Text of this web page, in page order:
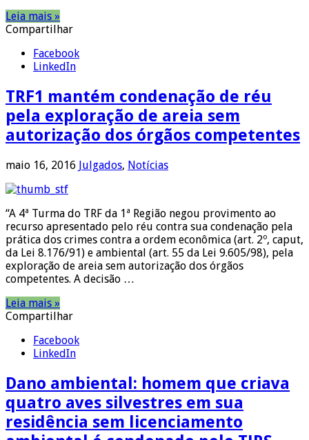
Leia mais »
Compartilhar
Facebook
LinkedIn
TRF1 mantém condenação de réu
pela exploração de areia sem
autorização dos órgãos competentes
maio 16, 2016 Julgados, Notícias
“A 4ª Turma do TRF da 1ª Região negou provimento ao
recurso apresentado pelo réu contra sua condenação pela
prática dos crimes contra a ordem econômica (art. 2º, caput,
da Lei 8.176/91) e ambiental (art. 55 da Lei 9.605/98), pela
exploração de areia sem autorização dos órgãos
competentes. A decisão …
Leia mais »
Compartilhar
Facebook
LinkedIn
Dano ambiental: homem que criava
quatro aves silvestres em sua
residência sem licenciamento